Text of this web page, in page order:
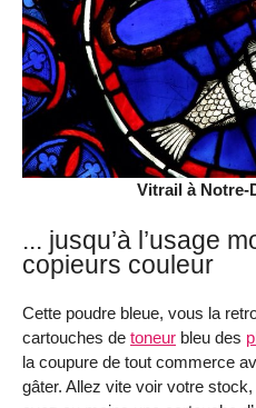
Vitrail à Notre-
... jusqu’à l’usage
copieurs couleur
Cette poudre bleue, vous la
cartouches de toneur bleu des
la coupure de tout commerce
gâter. Allez vite voir votre